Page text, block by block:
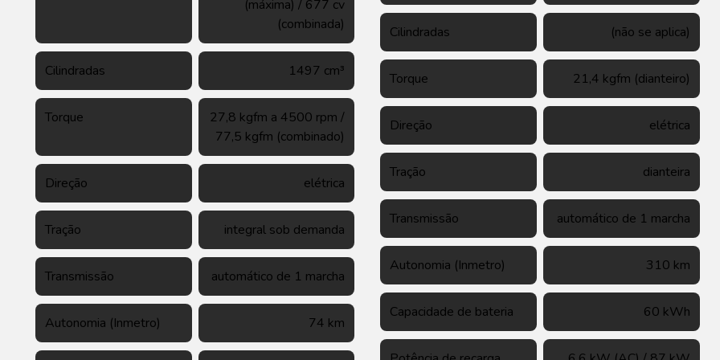
(máxima) / 677 cv
(combinada)
Cilindradas 1497 cm³
Torque
27,8 kgfm a 4500 rpm /
77,5 kgfm (combinado)
Direção elétrica
Tração integral sob demanda
Transmissão automático de 1 marcha
Autonomia (Inmetro) 74 km
Cilindradas (não se aplica)
Torque 21,4 kgfm (dianteiro)
Direção elétrica
Tração dianteira
Transmissão automático de 1 marcha
Autonomia (Inmetro) 310 km
Capacidade de bateria 60 kWh